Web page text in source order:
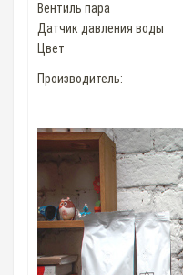
Вентиль пара
Датчик давления воды
Цвет
Производитель: